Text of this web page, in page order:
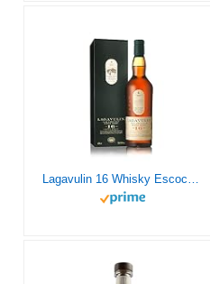
Lagavulin 16 Whisky Escocés Single Malt, 700 ml